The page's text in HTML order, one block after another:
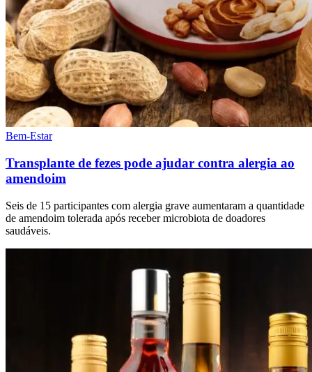
Bem-Estar
Transplante de fezes pode ajudar contra alergia ao
amendoim
Seis de 15 participantes com alergia grave aumentaram a quantidade
de amendoim tolerada após receber microbiota de doadores
saudáveis.